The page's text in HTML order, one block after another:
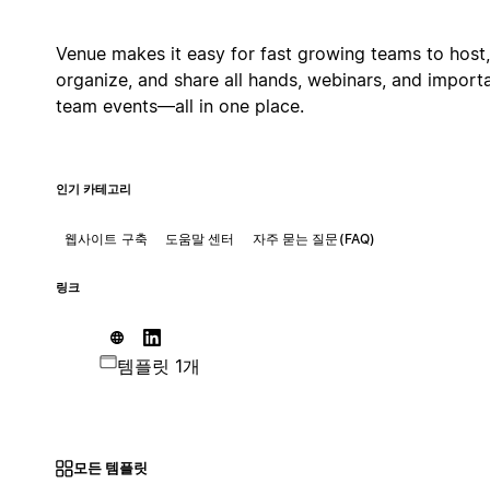
Venue makes it easy for fast growing teams to host,
organize, and share all hands, webinars, and
team events—all in one place.
인기 카테고리
웹사이트 구축 도움말 센터 자주 묻는 질문(FAQ)
링크
템플릿 1개
모든 템플릿